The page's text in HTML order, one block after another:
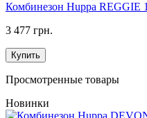
Комбинезон Huppa REGGIE
3 477 грн.
Купить
Просмотренные товары
Новинки